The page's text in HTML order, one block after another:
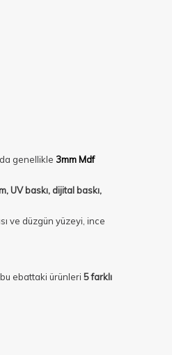
genellikle 3mm Mdf
UV baskı, dijital baskı,
ve düzgün yüzeyi, ince
ebattaki ürünleri 5 farklı